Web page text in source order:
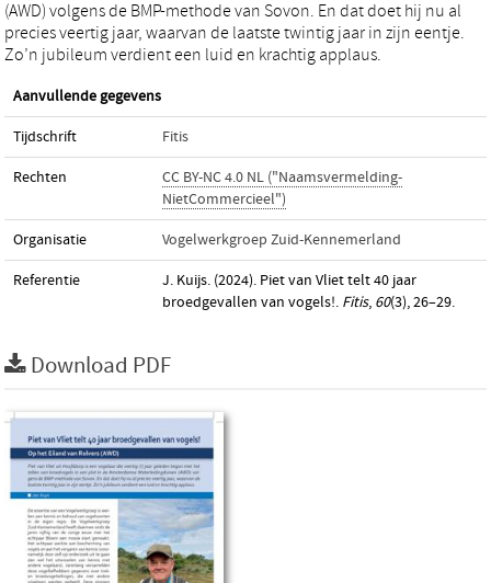
(AWD) volgens de BMP-methode van Sovon. En dat doet hij nu al
precies veertig jaar, waarvan de laatste twintig jaar in zijn eentje.
Zo’n jubileum verdient een luid en krachtig applaus.
Aanvullende gegevens
Tijdschrift Fitis
Rechten
CC BY-NC 4.0 NL ("Naamsvermelding-
NietCommercieel")
Organisatie Vogelwerkgroep Zuid-Kennemerland
Referentie
J. Kuijs. (2024). Piet van Vliet telt 40 jaar
broedgevallen van vogels!. Fitis, 60(3), 26–29.
Download PDF